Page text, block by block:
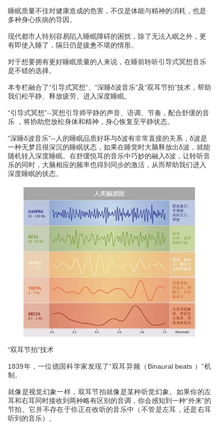
睡眠质量不佳对健康造成的危害，不仅是体能与精神的消耗，也是
多种身心疾病的导因。
现代都市人特别容易陷入睡眠障碍的困扰，除了无法入眠之外，更
有即使入睡了，隔日仍是疲惫不堪的情形。
对于想要拥有更好睡眠质量的人来说，在睡前聆听引导式冥想音乐
是不错的选择。
本专栏融合了“引导式冥想”、“深睡δ波音乐”及“双耳节拍”技术，帮助
我们松平静、释放疲劳、进入深度睡眠。
“引导式冥想”--冥想引导师平静的声音、语调、节奏，配合舒缓的音
乐 ，将协助您放松身体和精神，身心恢复至平静状态。
“深睡δ波音乐”--人的睡眠品质好坏与δ波有非常直接的关系，δ波是
一种无梦且很深沉的睡眠状态，如果在睡觉时大脑释放出δ波，就能
随机转入深度睡眠。在舒缓悦耳的音乐中巧妙的融入δ波，让聆听音
乐的同时，大脑相应的频率也得到同步的激活，从而帮助我们进入
深度睡眠的状态。
“双耳节拍”技术
1839年，一位德国科学家发现了“双耳异频（Binaural beats ）”机
制。
就像是视觉幻象一样，双耳节拍就像是某种听觉幻象。如果你的左
耳和右耳同时接收到两种略有区别的音调，你会感知到一种“外来”的
节拍。它并不存在于你正在收听的音乐中（不管是左耳，还是右耳
听到的音乐）。